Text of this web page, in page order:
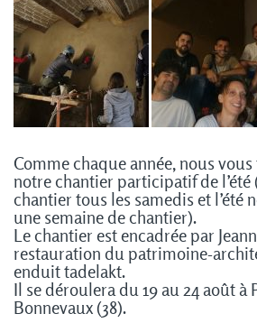
Comme chaque année, nous
notre chantier participatif de l’été
chantier tous les samedis et l’été
une semaine de chantier).
Le chantier est encadrée par
restauration du patrimoine-
enduit tadelakt.
Il se déroulera du 19 au 24 août à
Bonnevaux (38).